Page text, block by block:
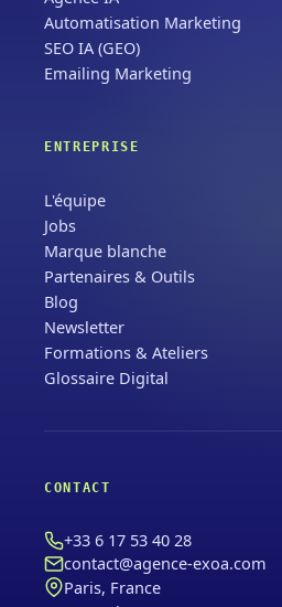
Automatisation Marketing
SEO IA (GEO)
Emailing Marketing
ENTREPRISE
L'équipe
Jobs
Marque blanche
Partenaires & Outils
Blog
Newsletter
Formations & Ateliers
Glossaire Digital
CONTACT
+33 6 17 53 40 28
contact@agence-exoa.com
Paris, France